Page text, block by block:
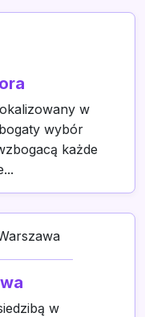
w
wybór
każde
w